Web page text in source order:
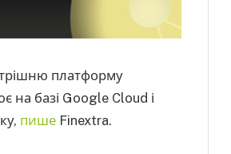
платформу
на базі Google Cloud і
пише Finextra.